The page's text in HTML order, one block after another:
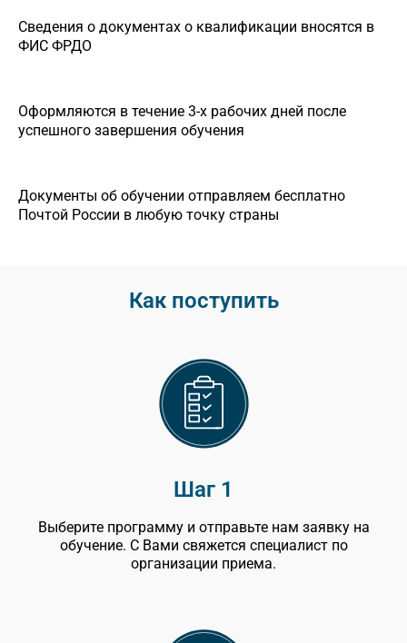
Сведения о документах о квалификации вносятся в
ФИС ФРДО
Оформляются в течение 3-х рабочих дней после
успешного завершения обучения
Документы об обучении отправляем бесплатно
Почтой России в любую точку страны
Как поступить
Шаг 1
Выберите программу и отправьте нам заявку на
обучение. С Вами свяжется специалист по
организации приема.